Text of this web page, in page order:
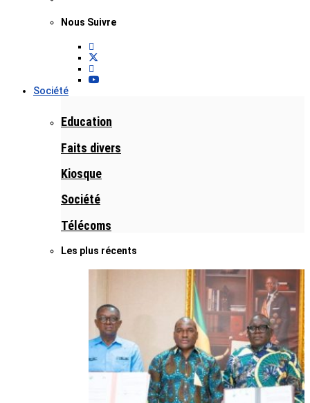
Nous Suivre
Société
Education
Faits divers
Kiosque
Société
Télécoms
Les plus récents